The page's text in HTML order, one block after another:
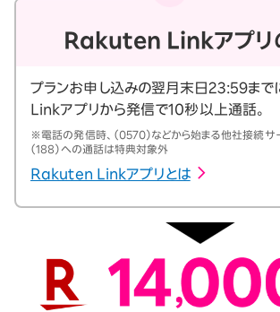
Rakuten Linkアプリ
プランお申し込みの翌月末日23:59ま
Linkアプリから発信で10秒以上通話。
※電話の発信時、（0570）などから始まる他社接続サ
（188）への通話は特典対象外
Rakuten Linkアプリとは